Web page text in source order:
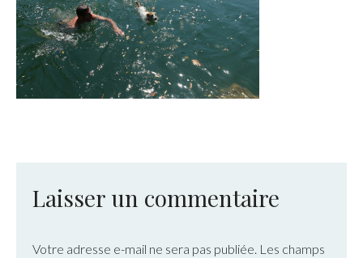
Laisser un commentaire
Votre adresse e-mail ne sera pas publiée. Les champs